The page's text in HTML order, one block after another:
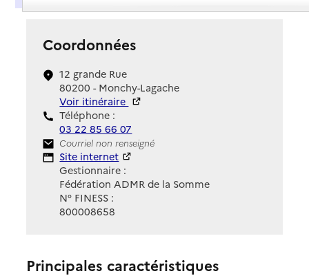
Coordonnées
12 grande Rue
80200 - Monchy-Lagache
Voir itinéraire
Téléphone :
03 22 85 66 07
Contact
Courriel non renseigné
Site Internet
Site internet
Gestionnaire :
Fédération ADMR de la Somme
N° FINESS :
800008658
Principales caractéristiques